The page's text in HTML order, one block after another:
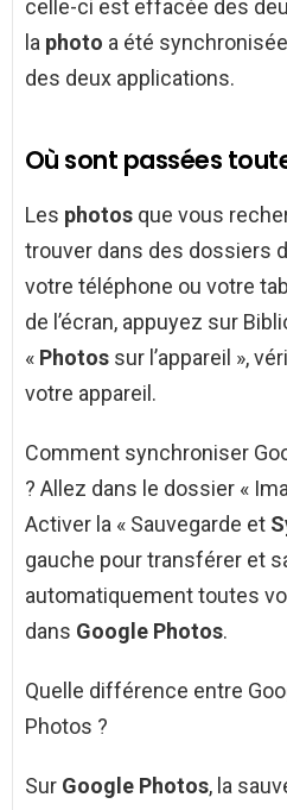
celle-ci est effacée des
la photo a été
des deux applications.
Où sont passées
Les photos que vous
trouver dans des dossiers
votre téléphone ou votre
de l’écran, appuyez sur
« Photos sur l’appareil »,
votre appareil.
Comment synchroniser
? Allez dans le dossier «
Activer la « Sauvegarde et
gauche pour transférer et
automatiquement toutes
dans Google Photos.
Quelle différence entre
Photos ?
Sur Google Photos, la